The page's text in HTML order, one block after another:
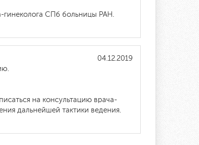
гинеколога СПб больницы РАН.
04.12.2019
на консультацию врача-
дальнейшей тактики ведения.